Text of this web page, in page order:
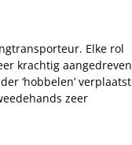
Elke rol
krachtig aangedreven
‘hobbelen’ verplaatst
zeer